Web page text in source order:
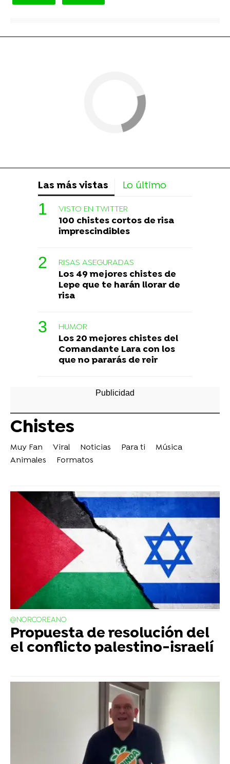
Las más vistas Lo último
VISTO EN TWITTER
100 chistes cortos de risa
imprescindibles
RISAS ASEGURADAS
Los 49 mejores chistes de
Lepe que te harán llorar de
risa
HUMOR
Los 20 mejores chistes del
Comandante Lara con los
que no pararás de reir
Chistes
Muy Fan Viral Noticias Para ti
Música
Animales
Formatos
@NORCOREANO
Propuesta de resolución del
el conflicto palestino-israelí